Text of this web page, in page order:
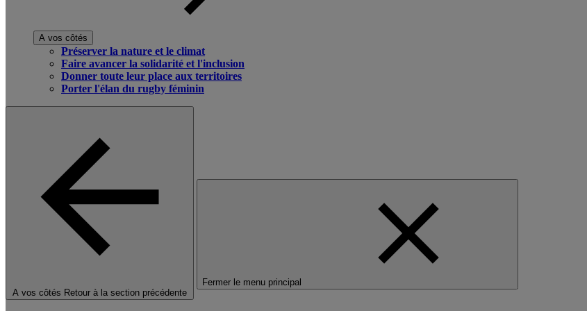
A vos côtés
Préserver la nature et le climat
Faire avancer la solidarité et l'inclusion
Donner toute leur place aux territoires
Porter l'élan du rugby féminin
A vos côtés Retour à la section précédente
Fermer le menu principal